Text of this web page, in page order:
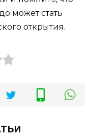
может стать
открытия.